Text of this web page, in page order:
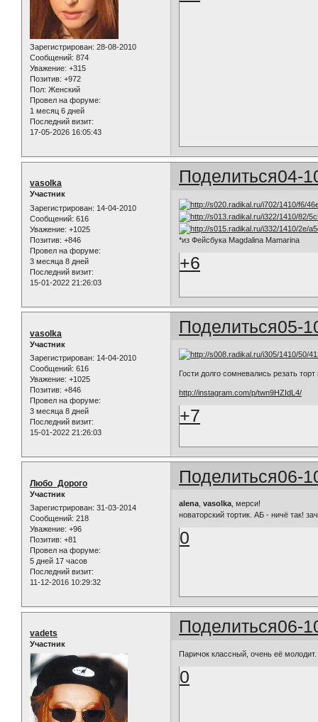
Зарегистрирован: 28-08-2010
Сообщений: 874
Уважение: +315
Позитив: +972
Пол: Женский
Провел на форуме:
1 месяц 6 дней
Последний визит:
17-05-2026 16:05:43
Поделиться04-
vasolka
Участник
Зарегистрирован: 14-04-2010
Сообщений: 616
Уважение: +1025
Позитив: +846
Провел на форуме:
3 месяца 8 дней
Последний визит:
15-01-2022 21:26:03
*из Фейсбука Magdalina Mamarina
+6
Поделиться05-
vasolka
Участник
Зарегистрирован: 14-04-2010
Сообщений: 616
Уважение: +1025
Позитив: +846
Провел на форуме:
3 месяца 8 дней
Последний визит:
15-01-2022 21:26:03
Гости долго сомневались резать
http://instagram.com/p/twn9HZIdL4/
+7
Поделиться06-
Любо_Дорого
Участник
Зарегистрирован: 31-03-2014
Сообщений: 218
Уважение: +96
Позитив: +81
Провел на форуме:
5 дней 17 часов
Последний визит:
11-12-2016 10:29:32
alena,vasolka, мерси!
новаторский тортик. АБ - ничё так!
0
Поделиться06-
vadets
Участник
Паричок классный, очень её молодит.
0